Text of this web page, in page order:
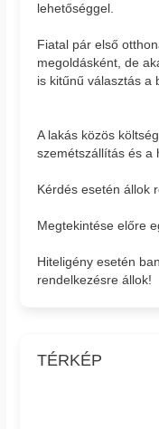
lehetőséggel.
Fiatal pár első
megoldásként, de
is kitűnű választás a
A lakás közös
szemétszállítás és a
Kérdés esetén állok
Megtekintése előre
Hiteligény esetén
rendelkezésre állok!
TÉRKÉP